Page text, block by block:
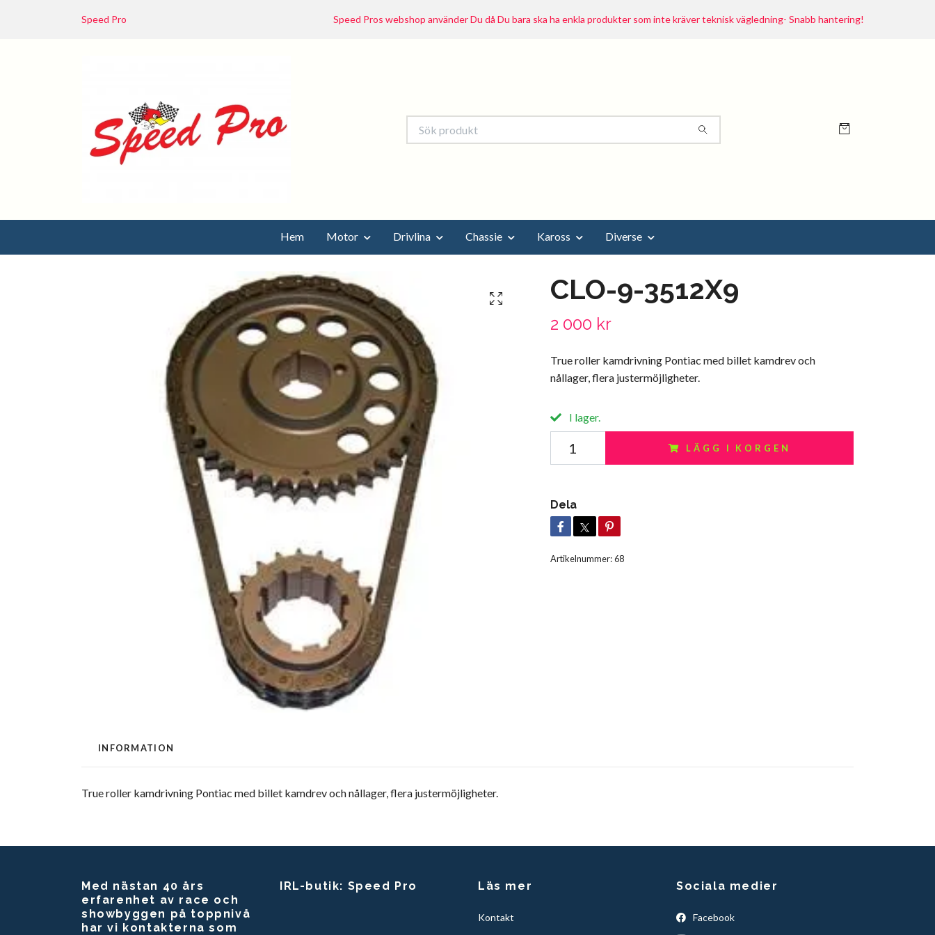
Speed Pro Speed Pros webshop använder Du då Du bara ska ha enkla produkter som inte kräver teknisk vägledning- Snabb hantering!
Hem Motor Drivlina Chassie Kaross Diverse
CLO-9-3512X9
2 000 kr
True roller kamdrivning Pontiac med billet kamdrev och
nållager, flera justermöjligheter.
I lager.
LÄGG I KORGEN
Dela
Artikelnummer:68
INFORMATION
True roller kamdrivning Pontiac med billet kamdrev och nållager, flera justermöjligheter.
Med nästan 40 års
erfarenhet av race och
showbyggen på toppnivå
har vi kontakterna som
IRL-butik: Speed Pro Läs mer
Kontakt
Sociala medier
Facebook